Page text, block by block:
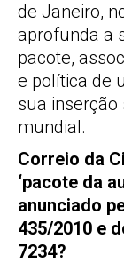
de Janeiro,
aprofunda a
pacote,
e política de
sua inserção
mundial.
Correio da
‘pacote da
anunciado
435/2010 e
7234?